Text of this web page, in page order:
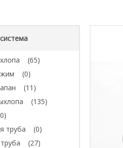
(65)
(0)
(11)
(135)
труба
(0)
(27)